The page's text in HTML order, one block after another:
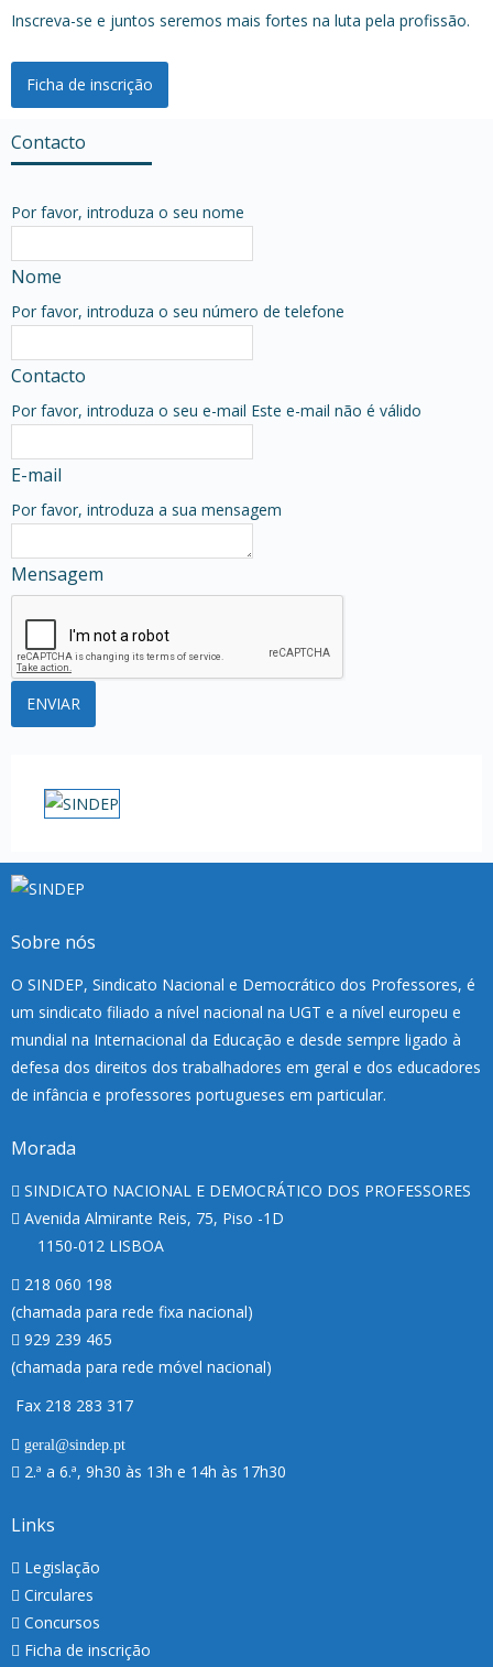
Inscreva-se e juntos seremos mais fortes na luta pela profissão.
Ficha de inscrição
Contacto
Por favor, introduza o seu nome
Nome
Por favor, introduza o seu número de telefone
Contacto
Por favor, introduza o seu e-mail Este e-mail não é válido
E-mail
Por favor, introduza a sua mensagem
Mensagem
Sobre nós
O SINDEP, Sindicato Nacional e Democrático dos Professores, é
um sindicato filiado a nível nacional na UGT e a nível europeu e
mundial na Internacional da Educação e desde sempre ligado à
defesa dos direitos dos trabalhadores em geral e dos educadores
de infância e professores portugueses em particular.
Morada
SINDICATO NACIONAL E DEMOCRÁTICO DOS PROFESSORES
Avenida Almirante Reis, 75, Piso -1D
1150-012 LISBOA
218 060 198
(chamada para rede fixa nacional)
929 239 465
(chamada para rede móvel nacional)
Fax 218 283 317
geral@sindep.pt
2.ª a 6.ª, 9h30 às 13h e 14h às 17h30
Links
Legislação
Circulares
Concursos
Ficha de inscrição